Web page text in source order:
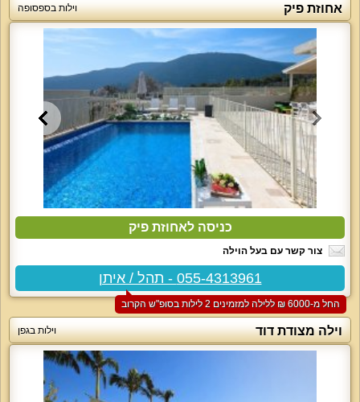
אחוזת פיק וילות בספסופה
כניסה לאחוזת פיק
צור קשר עם בעל הוילה
055-4313961 - תהל / איתן
החל מ-‏6000 ₪ ללילה למזמינים 2 לילות בסופ"ש הקרוב
וילה מצודת דוד וילות בגפן